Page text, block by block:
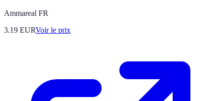
Ammareal FR
3.19 EURVoir le prix